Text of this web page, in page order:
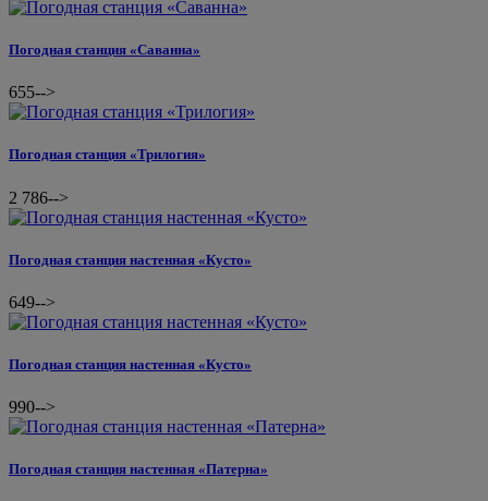
Погодная станция «Саванна»
655-->
Погодная станция «Трилогия»
2 786-->
Погодная станция настенная «Кусто»
649-->
Погодная станция настенная «Кусто»
990-->
Погодная станция настенная «Патерна»